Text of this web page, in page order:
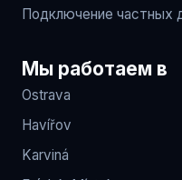
Подключение частных
Мы работаем в
Ostrava
Havířov
Karviná